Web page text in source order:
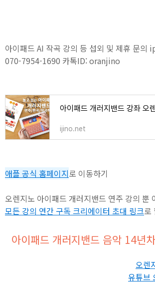
아이패드 AI 작곡 강의 등 섭외 및 제휴 문
070-7954-1690 카톡ID: oranjino
ijino.net
애플 공식 홈페이지로 이동하기
오렌지노 아이패드 개러지밴드 연주 강의 뿐
모든 강의 연간 구독 크리에이터 초대 링크로
아이패드 개러지밴드 음악 14년
오렌
유튜브